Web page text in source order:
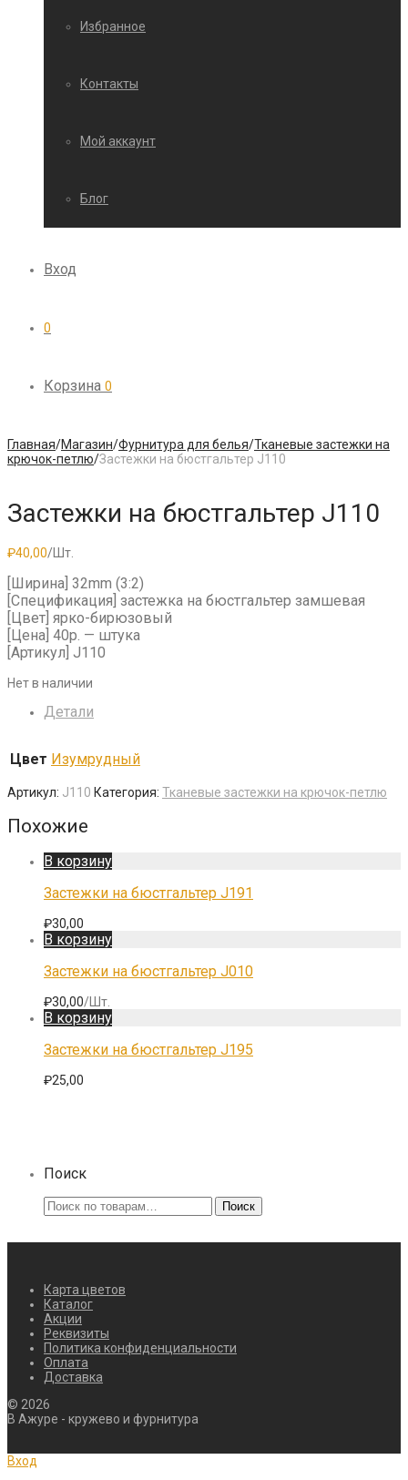
Избранное
Контакты
Мой аккаунт
Блог
Вход
0
Корзина 0
Главная/Магазин/Фурнитура для белья/Тканевые застежки на
крючок-петлю/Застежки на бюстгальтер J110
Застежки на бюстгальтер J110
₽40,00/Шт.
[Ширина] 32mm (3:2)
[Спецификация] застежка на бюстгальтер замшевая
[Цвет] ярко-бирюзовый
[Цена] 40р. — штука
[Артикул] J110
Нет в наличии
Детали
Цвет Изумрудный
Артикул: J110 Категория: Тканевые застежки на крючок-петлю
Похожие
В корзину
Застежки на бюстгальтер J191
₽30,00
В корзину
Застежки на бюстгальтер J010
₽30,00/Шт.
В корзину
Застежки на бюстгальтер J195
₽25,00
Поиск
Искать: Поиск
Карта цветов
Каталог
Акции
Реквизиты
Политика конфиденциальности
Оплата
Доставка
© 2026
В Ажуре - кружево и фурнитура
Вход